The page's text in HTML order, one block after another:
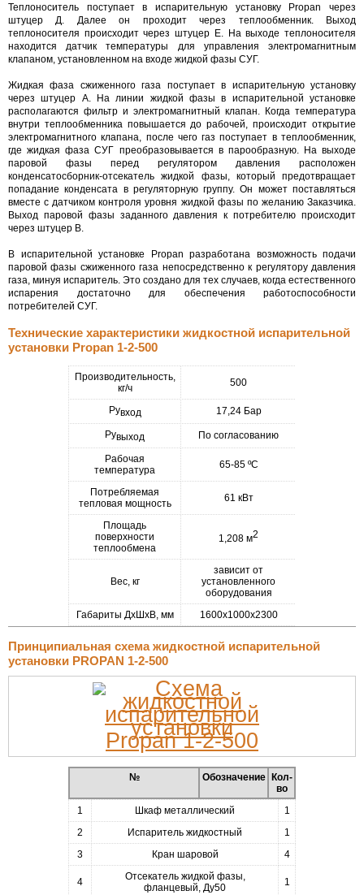
Теплоноситель поступает в испарительную установку Propan через
штуцер Д. Далее он проходит через теплообменник. Выход
теплоносителя происходит через штуцер Е. На выходе теплоносителя
находится датчик температуры для управления электромагнитным
клапаном, установленном на входе жидкой фазы СУГ.
Жидкая фаза сжиженного газа поступает в испарительную установку
через штуцер А. На линии жидкой фазы в испарительной установке
располагаются фильтр и электромагнитный клапан. Когда температура
внутри теплообменника повышается до рабочей, происходит открытие
электромагнитного клапана, после чего газ поступает в теплообменник,
где жидкая фаза СУГ преобразовывается в парообразную. На выходе
паровой фазы перед регулятором давления расположен
конденсатосборник-отсекатель жидкой фазы, который предотвращает
попадание конденсата в регуляторную группу. Он может поставляться
вместе с датчиком контроля уровня жидкой фазы по желанию Заказчика.
Выход паровой фазы заданного давления к потребителю происходит
через штуцер В.
В испарительной установке Propan разработана возможность подачи
паровой фазы сжиженного газа непосредственно к регулятору давления
газа, минуя испаритель. Это создано для тех случаев, когда естественного
испарения достаточно для обеспечения работоспособности
потребителей СУГ.
Технические характеристики жидкостной испарительной
установки Propan 1-2-500
Производительность,
кг/ч
500
Рувход 17,24 Бар
Рувыход По согласованию
Рабочая
температура
65-85 ºС
Потребляемая
тепловая мощность
61 кВт
Площадь
поверхности
теплообмена
1,208 м2
Вес, кг
зависит от
установленного
оборудования
Габариты ДхШхВ, мм
1600х1000х2300
Принципиальная схема жидкостной испарительной
установки PROPAN 1-2-500
№ Обозначение
Кол-
во
1
Шкаф металлический
1
2
Испаритель жидкостный
1
3
Кран шаровой 4
4
Отсекатель жидкой фазы,
фланцевый, Ду50
1